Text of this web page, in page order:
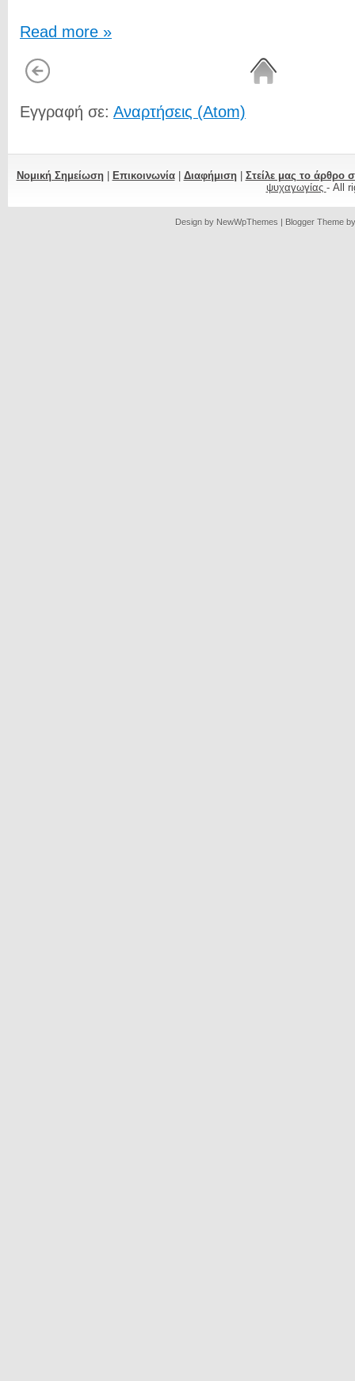
Read more »
Εγγραφή σε: Αναρτήσεις (Atom)
Νομική Σημείωση| Επικοινωνία| Διαφήμιση| Στείλε μας το άρθρο
ψυχαγωγίας - All
Design by NewWpThemes | Blogger Theme